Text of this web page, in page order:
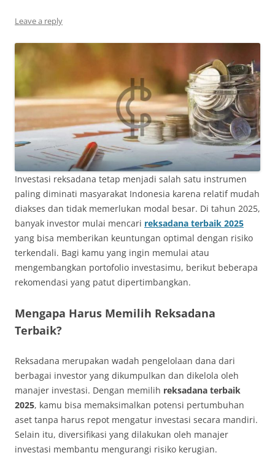
Leave a reply
Investasi reksadana tetap menjadi salah satu instrumen
paling diminati masyarakat Indonesia karena relatif mudah
diakses dan tidak memerlukan modal besar. Di tahun 2025,
banyak investor mulai mencari reksadana terbaik 2025
yang bisa memberikan keuntungan optimal dengan risiko
terkendali. Bagi kamu yang ingin memulai atau
mengembangkan portofolio investasimu, berikut beberapa
rekomendasi yang patut dipertimbangkan.
Mengapa Harus Memilih Reksadana
Terbaik?
Reksadana merupakan wadah pengelolaan dana dari
berbagai investor yang dikumpulkan dan dikelola oleh
manajer investasi. Dengan memilih reksadana terbaik
2025, kamu bisa memaksimalkan potensi pertumbuhan
aset tanpa harus repot mengatur investasi secara mandiri.
Selain itu, diversifikasi yang dilakukan oleh manajer
investasi membantu mengurangi risiko kerugian.